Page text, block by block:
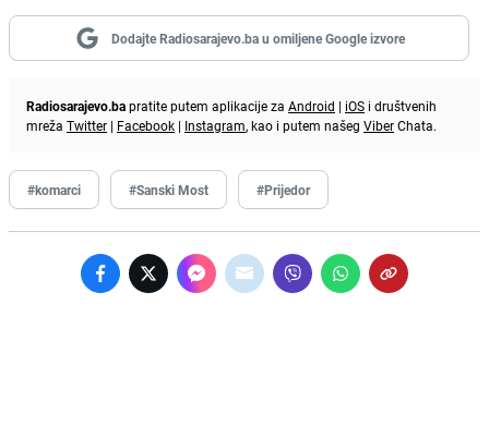
Dodajte Radiosarajevo.ba u omiljene Google izvore
Radiosarajevo.bapratite putem aplikacije za Android | iOS i društvenih
mreža Twitter | Facebook | Instagram, kao i putem našeg ViberChata.
#komarci #Sanski Most #Prijedor